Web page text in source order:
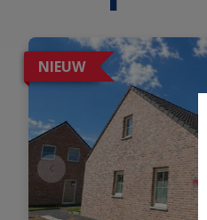
NIEUW